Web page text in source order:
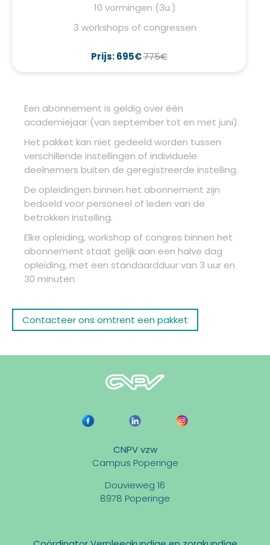
10 vormingen (3u.)
3 workshops of congressen
Prijs: 695€775€
Een abonnement is geldig over één
academiejaar (van september tot en met juni).
Het pakket kan niet gedeeld worden tussen
verschillende instellingen of individuele
deelnemers buiten de geregistreerde instelling.
De opleidingen binnen het abonnement zijn
bedoeld voor personeel of leden van de
betrokken instelling.
Elke opleiding, workshop of congres binnen het
abonnement staat gelijk aan een halve dag
opleiding, met een standaardduur van 3 uur en
30 minuten.
Contacteer ons omtrent een pakket
CNPV vzw
Campus Poperinge
Douvieweg 16
8978 Poperinge